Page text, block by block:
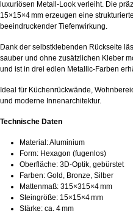
luxuriösen Metall‑Look verleiht. Die
15×15×4 mm erzeugen eine
beeindruckender Tiefenwirkung.
Dank der selbstklebenden Rückseite
sauber und ohne zusätzlichen Kleber
und ist in drei edlen Metallic‑Farben
Ideal für Küchenrückwände,
und moderne Innenarchitektur.
Technische Daten
Material: Aluminium
Form: Hexagon (fugenlos)
Oberfläche: 3D‑Optik, gebürstet
Farben: Gold, Bronze, Silber
Mattenmaß: 315×315×4 mm
Steingröße: 15×15×4 mm
Stärke: ca. 4 mm